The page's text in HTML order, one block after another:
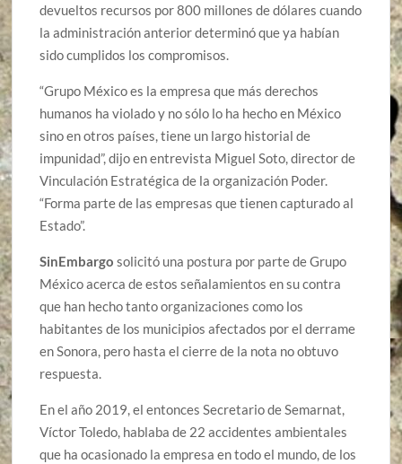
devueltos recursos por 800 millones de dólares cuando
la administración anterior determinó que ya habían
sido cumplidos los compromisos.
“Grupo México es la empresa que más derechos
humanos ha violado y no sólo lo ha hecho en México
sino en otros países, tiene un largo historial de
impunidad”, dijo en entrevista Miguel Soto, director de
Vinculación Estratégica de la organización Poder.
“Forma parte de las empresas que tienen capturado al
Estado”.
SinEmbargo solicitó una postura por parte de Grupo
México acerca de estos señalamientos en su contra
que han hecho tanto organizaciones como los
habitantes de los municipios afectados por el derrame
en Sonora, pero hasta el cierre de la nota no obtuvo
respuesta.
En el año 2019, el entonces Secretario de Semarnat,
Víctor Toledo, hablaba de 22 accidentes ambientales
que ha ocasionado la empresa en todo el mundo, de los